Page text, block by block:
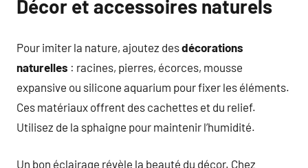
Décor et accessoires naturels
Pour imiter la nature, ajoutez desdécorations
naturelles : racines, pierres, écorces, mousse
expansive ou silicone aquarium pour fixer les éléments.
Ces matériaux offrent des cachettes et du relief.
Utilisez de la sphaigne pour maintenir l’humidité.
Un bon éclairage révèle la beauté du décor. Chez